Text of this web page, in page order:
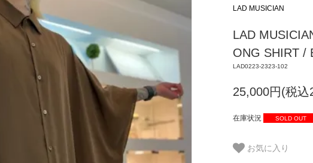
LAD MUSICIAN
LAD
ONG SHIRT /
LAD0223-2323-102
25,000円(税込
在庫状況 SOLD OUT
お気に入り